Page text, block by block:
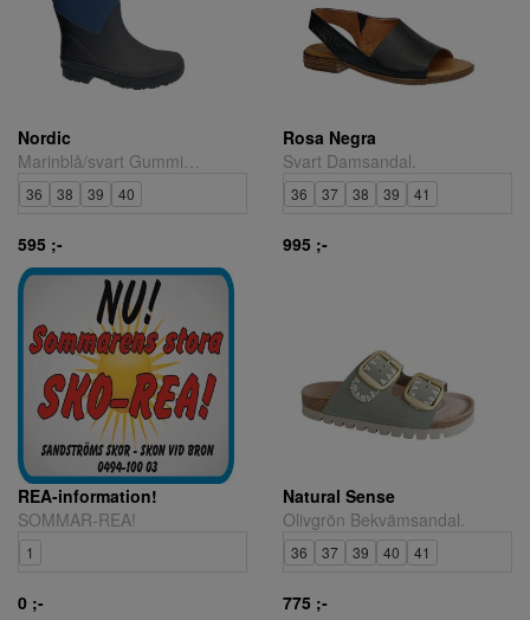
Nordic
36 38 39 40
595 ;-
Rosa Negra
Svart Damsandal.
36 37 38 39 41
995 ;-
REA-information!
SOMMAR-REA!
1
0 ;-
Natural Sense
Olivgrön Bekvämsandal.
36 37 39 40 41
775 ;-